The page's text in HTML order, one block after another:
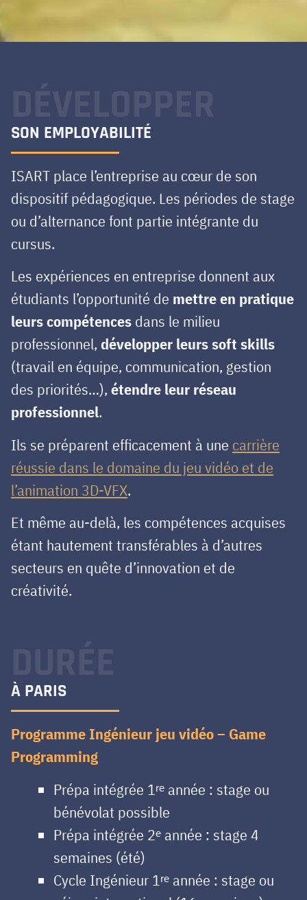
SON EMPLOYABILITÉ
ISART place l’entreprise au cœur de son
dispositif pédagogique. Les périodes de stage
ou d’alternance font partie intégrante du
cursus.
Les expériences en entreprise donnent aux
étudiants l’opportunité de mettre en pratique
leurs compétences dans le milieu
professionnel, développer leurs soft skills
(travail en équipe, communication, gestion
des priorités…), étendre leur réseau
professionnel.
Ils se préparent efficacement à une carrière
réussie dans le domaine du jeu vidéo et de
l’animation 3D-VFX.
Et même au-delà, les compétences acquises
étant hautement transférables à d’autres
secteurs en quête d’innovation et de
créativité.
À PARIS
Programme Ingénieur jeu vidéo – Game
Programming
Prépa intégrée 1ʳᵉ année : stage ou
bénévolat possible
Prépa intégrée 2ᵉ année : stage 4
semaines (été)
Cycle Ingénieur 1ʳᵉ année : stage ou